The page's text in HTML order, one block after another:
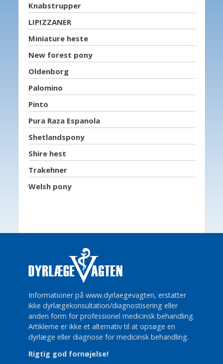
Knabstrupper
LIPIZZANER
Miniature heste
New forest pony
Oldenborg
Palomino
Pinto
Pura Raza Espanola
Shetlandspony
Shire hest
Trakehner
Welsh pony
Informationer på www.dyrlaegevagten, erstatter
ikke dyrlægekonsultation/diagnostisering eller
anden form for professionel medicinsk behandling.
Artiklerne er ikke et alternativ til at opsøge en
dyrlæge eller diagnose for medicinsk behandling.
Rigtig god fornøjelse!